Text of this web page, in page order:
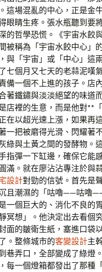
這場混亂的中心，正是金
眼睛生疼。張水瓶聽到要
的哲學恐慌。《宇宙水餃
被稱為「宇宙水餃中心」
與「宇宙」或「中心」這
七個月又七天的老蒜泥嘆
備一個不上進的孩子。店
著鐵鏽與淡淡絕望的味道
店裡的生意，而是他對**
在以超光速上漲，如果再
一把被磨得光滑、閃耀著
綠與土黃之間的發酵物。
指彈一下缸邊，確保它能
滿。就在廖沾沾專注於與
設計對勁的信號。首先是
且潮濕的「咕嚕——咕嚕
一個巨大的、消化不良的
冥想」。他決定出去看個
面的皺衛生紙，塞進口
。整條城市的客變設計主
巷弄口，全部變成了綠燈
每一個燈箱都發出了那種